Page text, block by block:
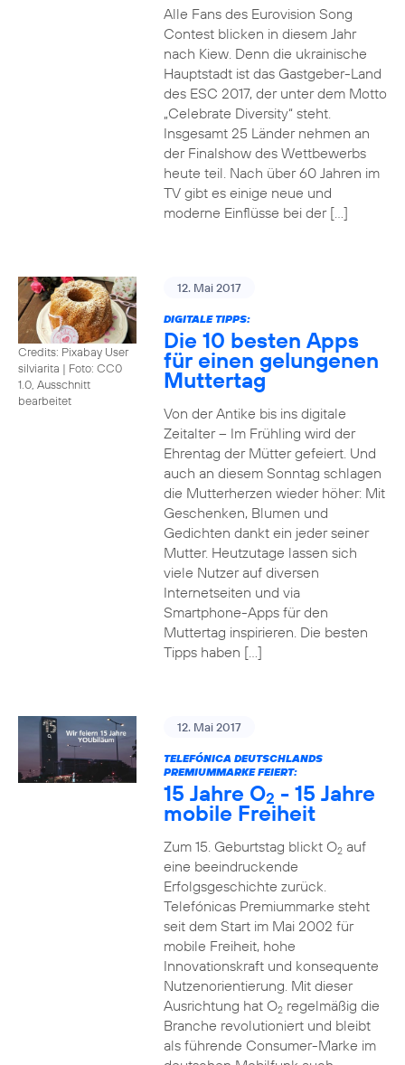
Alle Fans des Eurovision Song
Contest blicken in diesem Jahr
nach Kiew. Denn die ukrainische
Hauptstadt ist das Gastgeber-Land
des ESC 2017, der unter dem Motto
„Celebrate Diversity“ steht.
Insgesamt 25 Länder nehmen an
der Finalshow des Wettbewerbs
heute teil. Nach über 60 Jahren im
TV gibt es einige neue und
moderne Einflüsse bei der […]
Credits: Pixabay User
silviarita | Foto: CC0
1.0, Ausschnitt
bearbeitet
12. Mai 2017
DIGITALE TIPPS:
Die 10 besten Apps
für einen gelungenen
Muttertag
Von der Antike bis ins digitale
Zeitalter – Im Frühling wird der
Ehrentag der Mütter gefeiert. Und
auch an diesem Sonntag schlagen
die Mutterherzen wieder höher: Mit
Geschenken, Blumen und
Gedichten dankt ein jeder seiner
Mutter. Heutzutage lassen sich
viele Nutzer auf diversen
Internetseiten und via
Smartphone-Apps für den
Muttertag inspirieren. Die besten
Tipps haben […]
12. Mai 2017
TELEFÓNICA DEUTSCHLANDS
PREMIUMMARKE FEIERT:
15 Jahre O2 - 15 Jahre
mobile Freiheit
Zum 15. Geburtstag blickt O2auf
eine beeindruckende
Erfolgsgeschichte zurück.
Telefónicas Premiummarke steht
seit dem Start im Mai 2002 für
mobile Freiheit, hohe
Innovationskraft und konsequente
Nutzenorientierung. Mit dieser
Ausrichtung hat O2regelmäßig die
Branche revolutioniert und bleibt
als führende Consumer-Marke im